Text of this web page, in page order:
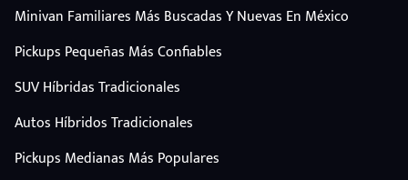
Minivan Familiares Más Buscadas Y Nuevas En México
Pickups Pequeñas Más Confiables
SUV Híbridas Tradicionales
Autos Híbridos Tradicionales
Pickups Medianas Más Populares